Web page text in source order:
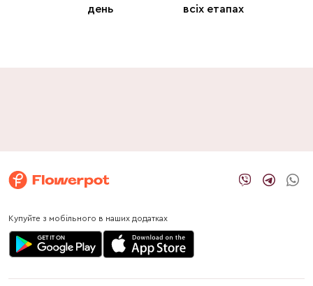
день
всіх етапах
Купуйте з мобільного в наших додатках